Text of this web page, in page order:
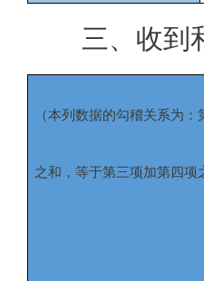
三、收到和
（本列数据的勾稽关系为
之和，等于第三项加第四项